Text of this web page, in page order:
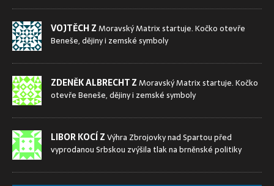
VOJTĚCH ZMoravský Matrix startuje. Kočko otevře
Beneše, dějiny i zemské symboly
ZDENĚK ALBRECHT ZMoravský Matrix startuje. Kočko
otevře Beneše, dějiny i zemské symboly
LIBOR KOCÍ ZVýhra Zbrojovky nad Spartou před
vyprodanou Srbskou zvýšila tlak na brněnské politiky